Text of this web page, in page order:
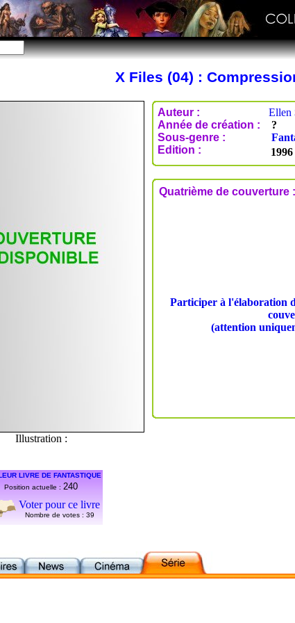
X Files (04) :
Illustration :
LIVRE DE FANTASTIQUE
Position actuelle : 240
Voter pour ce livre
Nombre de votes : 39
Auteur : Ellen
Année de création :
?
Sous-genre :
Edition :
1996
Quatrième de couverture :
Participer à l'élaboration
(attention